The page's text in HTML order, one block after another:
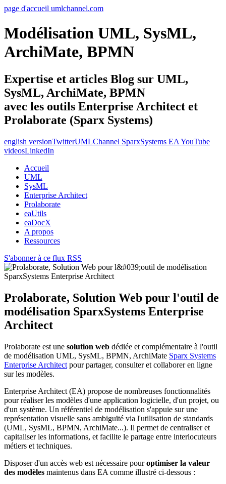
page d'accueil umlchannel.com
Modélisation UML, SysML,
ArchiMate, BPMN
Expertise et articles Blog sur UML,
SysML, ArchiMate, BPMN
avec les outils Enterprise Architect et
Prolaborate (Sparx Systems)
english versionTwitterUMLChannel SparxSystems EA YouTube
videosLinkedIn
Accueil
UML
SysML
Enterprise Architect
Prolaborate
eaUtils
eaDocX
A propos
Ressources
S'abonner à ce flux RSS
Prolaborate, Solution Web pour l'outil de
modélisation SparxSystems Enterprise
Architect
Prolaborate est une solution web dédiée et complémentaire à l'outil
de modélisation UML, SysML, BPMN, ArchiMate Sparx Systems
Enterprise Architect pour partager, consulter et collaborer en ligne
sur les modèles.
Enterprise Architect (EA) propose de nombreuses fonctionnalités
pour réaliser les modèles d'une application logicielle, d'un projet, ou
d'un système. Un référentiel de modélisation s'appuie sur une
représentation visuelle sans ambiguïté via l'utilisation de standards
(UML, SysML, BPMN, ArchiMate...). Il permet de centraliser et
capitaliser les informations, et facilite le partage entre interlocuteurs
métiers et techniques.
Disposer d'un accès web est nécessaire pouroptimiser la valeur
des modèles maintenus dans EA comme illustré ci-dessous :